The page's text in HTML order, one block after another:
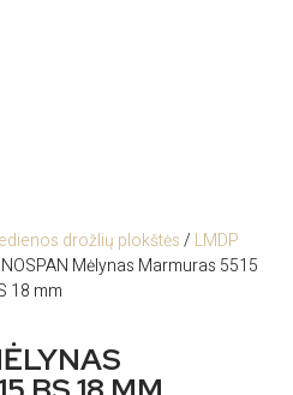
drožlių plokštės/ LMDP
Mėlynas Marmuras 5515
18 mm